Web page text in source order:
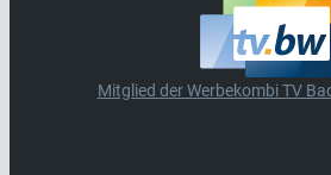
Mitglied der Werbekombi TV